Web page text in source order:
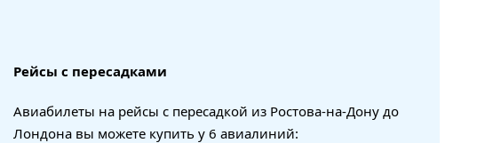
Рейсы с пересадками
Авиабилеты на рейсы с пересадкой из Ростова-на-Дону до
Лондона вы можете купить у 6 авиалиний: